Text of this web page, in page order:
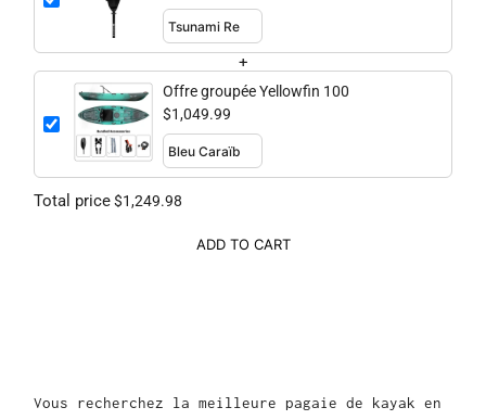
+
Offre groupée Yellowfin 100
$1,049.99
Total price$1,249.98
ADD TO CART
Vous recherchez la meilleure pagaie de kayak en